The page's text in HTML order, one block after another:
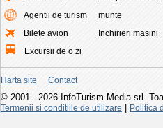
Agentii de turism
Bilete avion
Excursii de o zi
munte
Inchirieri masini
Harta site Contact
© 2001 - 2026 InfoTurism Media srl.
Termenii si conditiile de utilizare Politica